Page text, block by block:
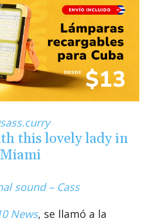
this lovely lady in
Miami
sound – Cass
News, se llamó a la